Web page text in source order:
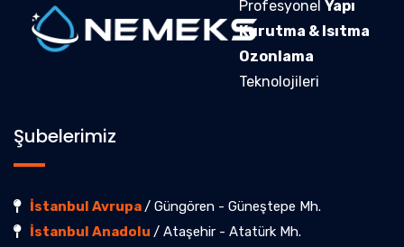
Profesyonel Yapı
Kurutma & Isıtma
Ozonlama
Teknolojileri
Şubelerimiz
İstanbul Avrupa/ Güngören - Güneştepe Mh.
İstanbul Anadolu / Ataşehir - Atatürk Mh.